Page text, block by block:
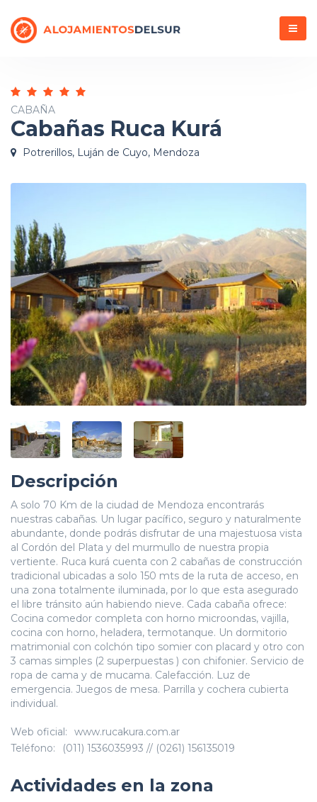
Menú
CABAÑA
Cabañas Ruca Kurá
Potrerillos, Luján de Cuyo, Mendoza
Descripción
A solo 70 Km de la ciudad de Mendoza encontrarás
nuestras cabañas. Un lugar pacífico, seguro y naturalmente
abundante, donde podrás disfrutar de una majestuosa vista
al Cordón del Plata y del murmullo de nuestra propia
vertiente. Ruca kurá cuenta con 2 cabañas de construcción
tradicional ubicadas a solo 150 mts de la ruta de acceso, en
una zona totalmente iluminada, por lo que esta asegurado
el libre tránsito aún habiendo nieve. Cada cabaña ofrece:
Cocina comedor completa con horno microondas, vajilla,
cocina con horno, heladera, termotanque. Un dormitorio
matrimonial con colchón tipo somier con placard y otro con
3 camas simples (2 superpuestas ) con chifonier. Servicio de
ropa de cama y de mucama. Calefacción. Luz de
emergencia. Juegos de mesa. Parrilla y cochera cubierta
individual.
Web oficial:
www.rucakura.com.ar
Teléfono:
(011) 1536035993 // (0261) 156135019
Actividades en la zona